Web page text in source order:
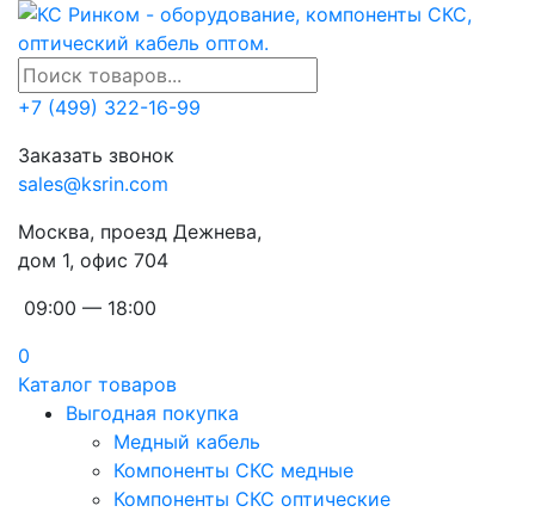
+7 (499) 322-16-99
Заказать звонок
sales@ksrin.com
Москва, проезд Дежнева,
дом 1, офис 704
09:00 — 18:00
0
Каталог товаров
Выгодная покупка
Медный кабель
Компоненты СКС медные
Компоненты СКС оптические